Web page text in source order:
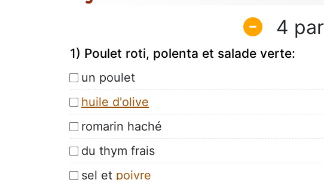
4
1) Poulet roti, polenta et salade verte:
un poulet
huile d'olive
romarin haché
du thym frais
sel et poivre